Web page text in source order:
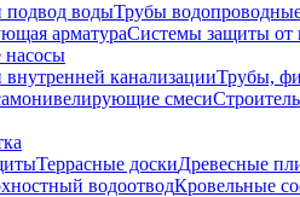
подвод водыТрубы
арматураСистемы защиты от
насосы
канализацииТрубы,
смеси
Террасные доскиДревесные
водоотводКровельные